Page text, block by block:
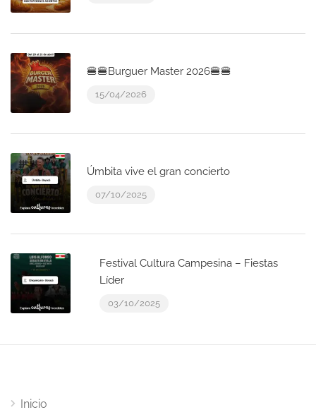
🍔🍔Burguer Master 2026🍔🍔
15/04/2026
Úmbita vive el gran concierto
07/10/2025
Festival Cultura Campesina – Fiestas
Líder
03/10/2025
Inicio